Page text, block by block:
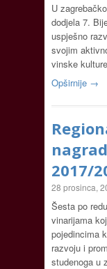
U
dodjela 7.
uspješno
svojim
vinske
Opširnije →
2017/
28 prosinca,
Šesta po
vinarijama
pojedincima
razvoju i
studenoga u